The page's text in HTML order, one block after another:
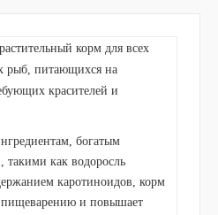
корм для всех
рыб, питающихся на
красителей и
богатым
такими как водоросль
каротиноидов, корм
пищеварению и повышает